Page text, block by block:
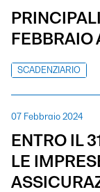
FEBBRAIO
SCADENZIARIO
07 Febbraio 2024
ENTRO IL
LE